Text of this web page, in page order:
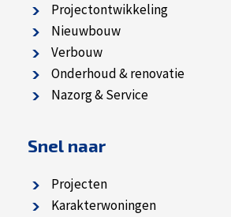
Projectontwikkeling
Nieuwbouw
Verbouw
Onderhoud & renovatie
Nazorg & Service
Snel naar
Projecten
Karakterwoningen